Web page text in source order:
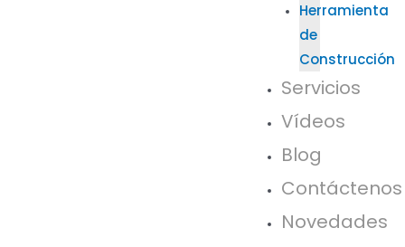
Herramienta
de
Construcción
Servicios
Vídeos
Blog
Contáctenos
Novedades